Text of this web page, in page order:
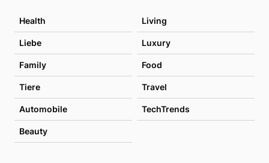
Health Living
Liebe Luxury
Family Food
Tiere Travel
Automobile TechTrends
Beauty